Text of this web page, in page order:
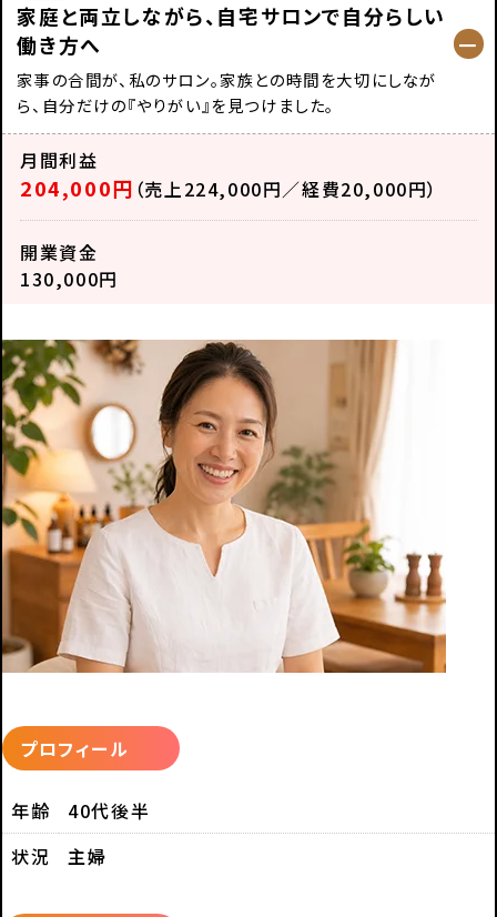
家庭と両立しながら、自宅サロンで自分らしい
働き方へ
家事の合間が、私のサロン。家族との時間を大切にしなが
ら、自分だけの『やりがい』を見つけました。
月間利益
204,000円 （売上224,000円／経費20,000円）
開業資金
130,000円
プロフィール
年齢
40代後半
状況
主婦